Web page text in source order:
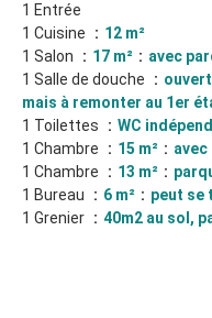
1 Entrée
1 Cuisine
12 m²
1 Salon
17 m²
avec
1 Salle de douche
mais à remonter au 1er
1 Toilettes
WC
1 Chambre
15 m²
avec
1 Chambre
13 m²
1 Bureau
6 m²
peut se
1 Grenier
40m2 au sol,